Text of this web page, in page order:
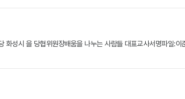
화성시 을 당협위원장배움을 나누는 사람들 대표교사서명파